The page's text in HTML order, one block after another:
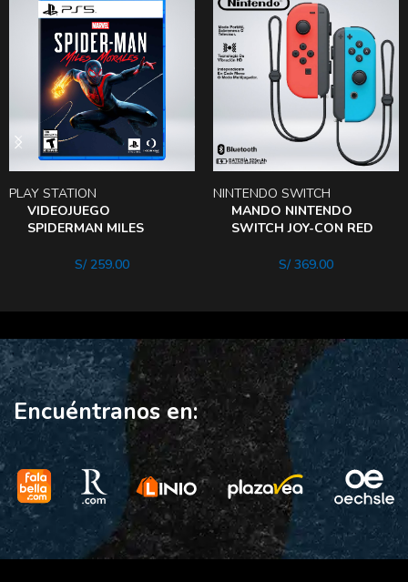
VIDEOJUEGO
SPIDERMAN MILES
PLAY STATION
S/259.00
MANDO NINTENDO
SWITCH JOY-CON RED
NINTENDO SWITCH
S/369.00
Encuéntranos en: